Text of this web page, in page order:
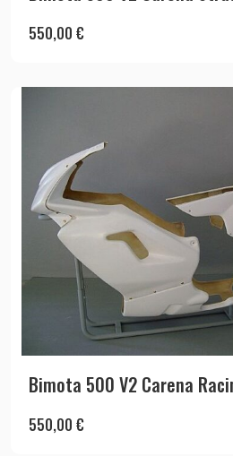
550,00 €
Bimota 500 V2 Carena
550,00 €